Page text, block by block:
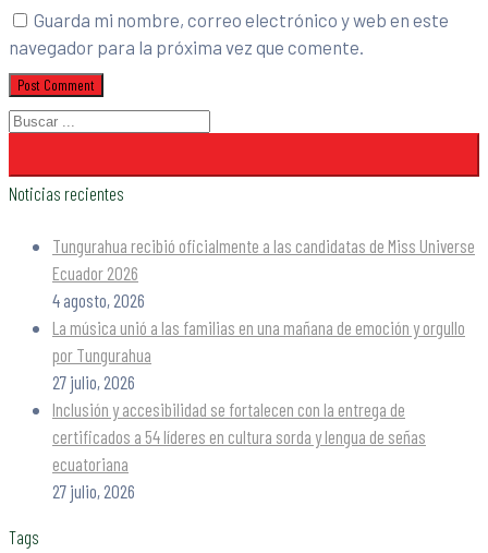
Guarda mi nombre, correo electrónico y web en este
navegador para la próxima vez que comente.
Noticias recientes
Tungurahua recibió oficialmente a las candidatas de Miss Universe
Ecuador 2026
4 agosto, 2026
La música unió a las familias en una mañana de emoción y orgullo
por Tungurahua
27 julio, 2026
Inclusión y accesibilidad se fortalecen con la entrega de
certificados a 54 líderes en cultura sorda y lengua de señas
ecuatoriana
27 julio, 2026
Tags